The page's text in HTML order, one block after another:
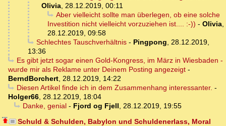
Olivia 28.12.2019, 00:11
Aber vielleicht sollte man überlegen, ob eine solche
Investition nicht vielleicht vorzuziehen ist.... :-)) - Olivia
28.12.2019, 09:58
Schlechtes Tauschverhältnis- Pingpong
28.12.2019,
13:36
Es gibt jetzt sogar einen Gold-Kongress, im März in Wiesbaden -
wurde mir als Reklame unter Deinem Posting angezeigt -
BerndBorchert 28.12.2019, 14:22
Diesen Artikel finde ich in dem Zusammenhang interessanter. -
Holger66 28.12.2019, 18:04
Danke, genial- Fjord og Fjell
28.12.2019, 19:55
Schuld & Schulden, Babylon und Schuldenerlass, Moral